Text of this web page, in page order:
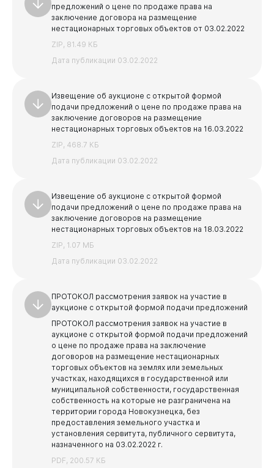
Виртуальнаяприемная
предложений о цене по продаже права на
заключение договора на размещение
нестационарных торговых объектов от 03.02.2022
ZIP, 81.49 КБ
Дата публикации 03.02.2022
Извещение об аукционе с открытой формой
подачи предложений о цене по продаже права на
заключение договоров на размещение
нестационарных торговых объектов на 16.03.2022
ZIP, 468.7 КБ
Дата публикации 03.02.2022
Извещение об аукционе с открытой формой
подачи предложений о цене по продаже права на
заключение договоров на размещение
нестационарных торговых объектов на 18.03.2022
ZIP, 1.07 МБ
Дата публикации 03.02.2022
ПРОТОКОЛ рассмотрения заявок на участие в
аукционе с открытой формой подачи предложений
ПРОТОКОЛ рассмотрения заявок на участие в
аукционе с открытой формой подачи предложений
о цене по продаже права на заключение
договоров на размещение нестационарных
торговых объектов на землях или земельных
участках, находящихся в государственной или
муниципальной собственности, государственная
собственность на которые не разграничена на
территории города Новокузнецка, без
предоставления земельного участка и
установления сервитута, публичного сервитута,
назначенного на 03.02.2022 г.
PDF, 200.57 КБ